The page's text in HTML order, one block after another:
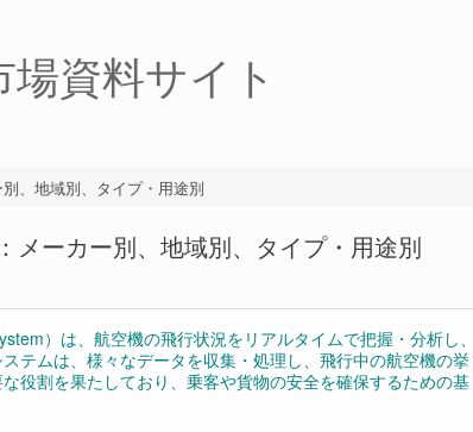
資料サイト
、地域別、タイプ・用途別
メーカー別、地域別、タイプ・用途別
）は、航空機の飛行状況をリアルタイムで把握・分析し、
テムは、様々なデータを収集・処理し、飛行中の航空機の挙
役割を果たしており、乗客や貨物の安全を確保するための基